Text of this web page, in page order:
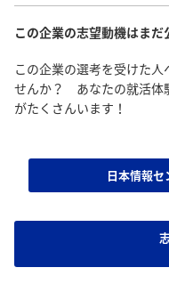
この企業の志望動機はま
この企業の選考を受けた
せんか？ あなたの就活体
がたくさんいます！
日本情報セ